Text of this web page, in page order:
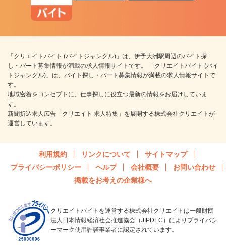
「クリエイトバイト (バイトジャングル)」は、伊予大洲駅周辺のバイト探
し・パート募集情報が満載の求人情報サイトです。 「クリエイトバイト (バイ
トジャングル)」は、バイト探し・パート募集情報が満載の求人情報サイトで
す。
地域密着をコンセプトに、仕事探しに役立つ最新の情報をお届けしていま
す。
新聞折込求人広告「クリエイト 求人特集」を展開する株式会社クリエイトが
運営しています。
利用規約 リンクについて
サイトマップ
プライバシーポリシー
ヘルプ 会社概要
お問い合わせ
掲載をお考えの企業様へ
クリエイトバイトを運営する株式会社クリエイトは一般財団
法人日本情報経済社会推進協会（JIPDEC）によりプライバシ
ーマーク使用許諾事業者に認定されています。